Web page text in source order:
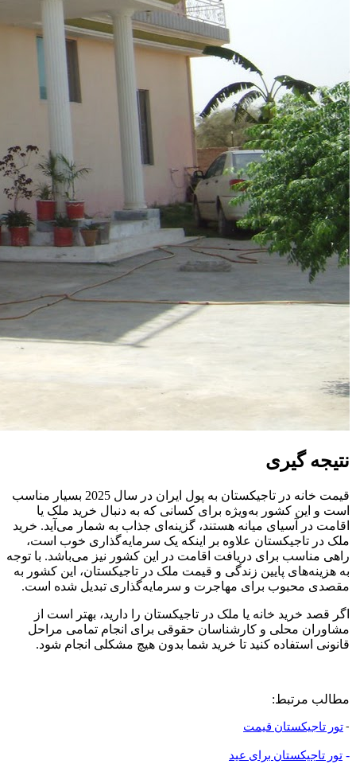
نتیجه‌ گیری
قیمت خانه در تاجیکستان به پول ایران در سال 2025 بسیار مناسب
است و این کشور به‌ویژه برای کسانی که به دنبال خرید ملک یا
اقامت در آسیای میانه هستند، گزینه‌ای جذاب به شمار می‌آید. خرید
ملک در تاجیکستان علاوه بر اینکه یک سرمایه‌گذاری خوب است،
راهی مناسب برای دریافت اقامت در این کشور نیز می‌باشد. با توجه
به هزینه‌های پایین زندگی و قیمت ملک در تاجیکستان، این کشور به
مقصدی محبوب برای مهاجرت و سرمایه‌گذاری تبدیل شده است.
اگر قصد خرید خانه یا ملک در تاجیکستان را دارید، بهتر است از
مشاوران محلی و کارشناسان حقوقی برای انجام تمامی مراحل
قانونی استفاده کنید تا خرید شما بدون هیچ مشکلی انجام شود.
مطالب مرتبط:
- تور تاجیکستان قیمت
- تور تاجیکستان برای عید